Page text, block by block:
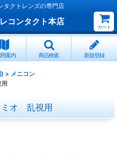
タクトレンズの専門店
コンタクト本店
カート
案内 商品検索 新規登録
> メニコン
ミオ 乱視用